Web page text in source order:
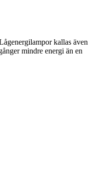
kallas även
mindre energi än en